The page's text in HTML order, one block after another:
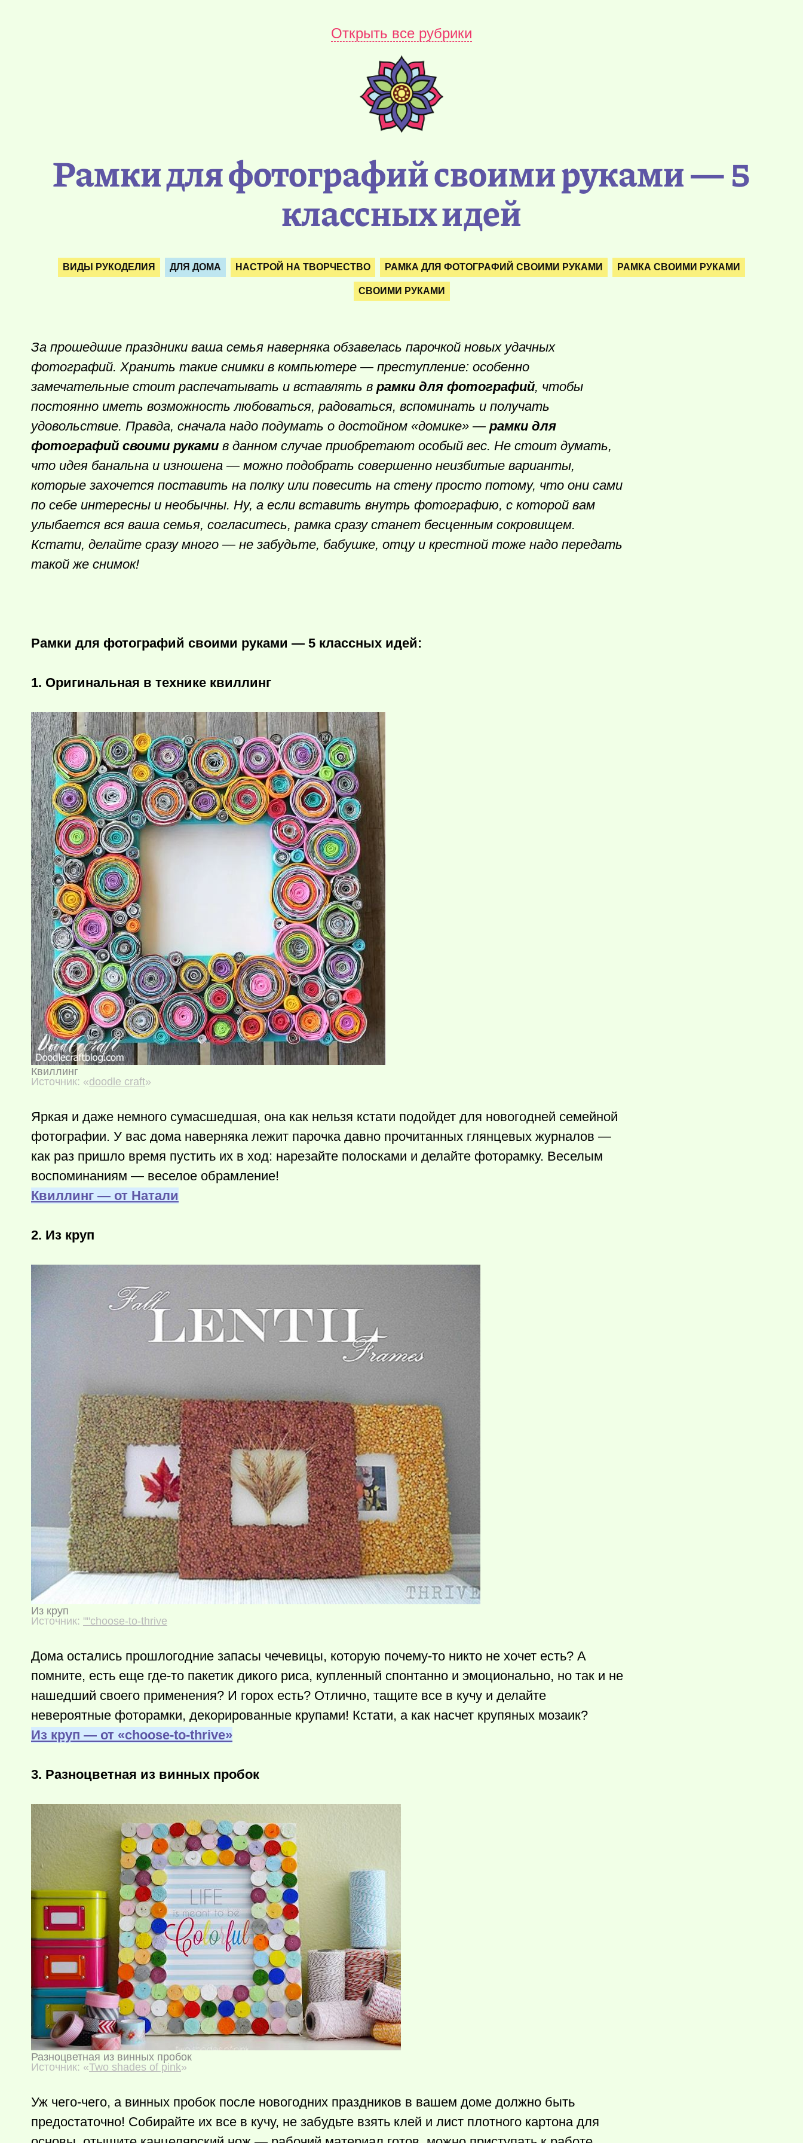
Открыть все рубрики
Рамки для фотографий своими руками — 5
классных идей
ВИДЫ РУКОДЕЛИЯ ДЛЯ ДОМА НАСТРОЙ НА ТВОРЧЕСТВО РАМКА ДЛЯ ФОТОГРАФИЙ СВОИМИ РУКАМИ РАМКА СВОИМИ РУКАМИ
СВОИМИ РУКАМИ
За прошедшие праздники ваша семья наверняка обзавелась парочкой новых удачных
фотографий. Хранить такие снимки в компьютере — преступление: особенно
замечательные стоит распечатывать и вставлять в рамки для фотографий, чтобы
постоянно иметь возможность любоваться, радоваться, вспоминать и получать
удовольствие. Правда, сначала надо подумать о достойном «домике» — рамки для
фотографий своими руками в данном случае приобретают особый вес. Не стоит думать,
что идея банальна и изношена — можно подобрать совершенно неизбитые варианты,
которые захочется поставить на полку или повесить на стену просто потому, что они сами
по себе интересны и необычны. Ну, а если вставить внутрь фотографию, с которой вам
улыбается вся ваша семья, согласитесь, рамка сразу станет бесценным сокровищем.
Кстати, делайте сразу много — не забудьте, бабушке, отцу и крестной тоже надо передать
такой же снимок!
Рамки для фотографий своими руками — 5 классных идей:
1. Оригинальная в технике квиллинг
Квиллинг
Источник: «doodle craft»
Яркая и даже немного сумасшедшая, она как нельзя кстати подойдет для новогодней семейной
фотографии. У вас дома наверняка лежит парочка давно прочитанных глянцевых журналов —
как раз пришло время пустить их в ход: нарезайте полосками и делайте фоторамку. Веселым
воспоминаниям — веселое обрамление!
Квиллинг — от Натали
2. Из круп
Из круп
Источник: ""choose-to-thrive
Дома остались прошлогодние запасы чечевицы, которую почему-то никто не хочет есть? А
помните, есть еще где-то пакетик дикого риса, купленный спонтанно и эмоционально, но так и не
нашедший своего применения? И горох есть? Отлично, тащите все в кучу и делайте
невероятные фоторамки, декорированные крупами! Кстати, а как насчет крупяных мозаик?
Из круп — от «choose-to-thrive»
3. Разноцветная из винных пробок
Разноцветная из винных пробок
Источник: «Two shades of pink»
Уж чего-чего, а винных пробок после новогодних праздников в вашем доме должно быть
предостаточно! Собирайте их все в кучу, не забудьте взять клей и лист плотного картона для